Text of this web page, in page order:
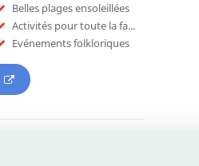
Belles plages ensoleillées
Activités pour toute la famille
Evénements folkloriques